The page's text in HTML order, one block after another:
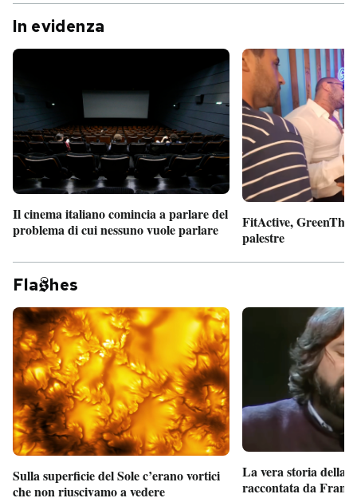
In evidenza
Il cinema italiano comincia a parlare del
problema di cui nessuno vuole parlare
FitActive,
palestre
Fla hes
Sulla superficie del Sole c’erano vortici
che non riuscivamo a vedere
La vera storia della
raccontata da